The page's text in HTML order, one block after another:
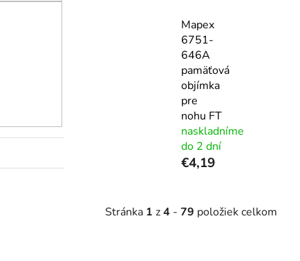
Mapex
6751-
646A
pamäťová
objímka
pre
nohu FT
naskladníme
do 2 dní
€4,19
Stránka 1 z4 - 79 položiek celkom